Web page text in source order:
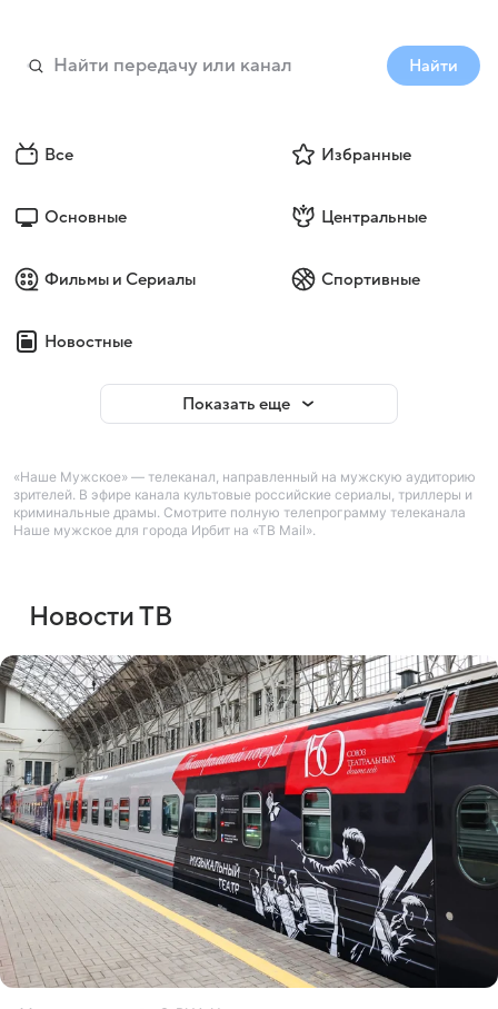
Найти
Все Избранные
Основные Центральные
Фильмы и Сериалы Спортивные
Новостные
Показать еще
«Наше Мужское» — телеканал, направленный на мужскую аудиторию
зрителей. В эфире канала культовые российские сериалы, триллеры и
криминальные драмы. Смотрите полную телепрограмму телеканала
Наше мужское для города Ирбит на «ТВ Mail».
Новости ТВ